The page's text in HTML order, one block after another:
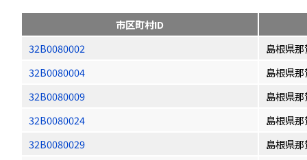
市区町村ID
32B0080002
島根県
32B0080004
島根県
32B0080009
島根県
32B0080024
島根県
32B0080029
島根県